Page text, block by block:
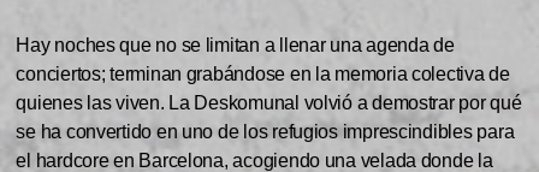
Hay noches que no se limitan a llenar una agenda de
conciertos; terminan grabándose en la memoria colectiva de
quienes las viven. La Deskomunal volvió a demostrar por qué
se ha convertido en uno de los refugios imprescindibles para
el hardcore en Barcelona, acogiendo una velada donde la